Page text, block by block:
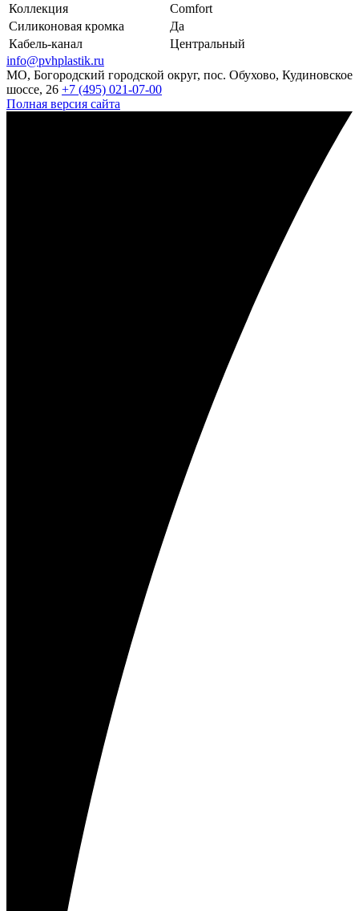
Коллекция
Comfort
Силиконовая кромка
Да
Кабель-канал
Центральный
info@pvhplastik.ru
МО, Богородский городской округ, пос. Обухово, Кудиновское
шоссе, 26 +7 (495) 021-07-00
Полная версия сайта